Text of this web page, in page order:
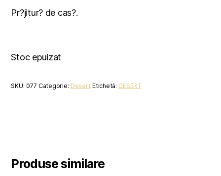
Pr?jitur? de cas?.
Stoc epuizat
SKU:077 Categorie: Desert Etichetă: DESERT
Produse similare